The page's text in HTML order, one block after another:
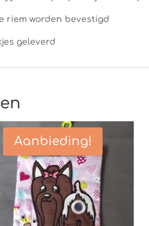
riem worden bevestigd
geleverd
Aanbieding!